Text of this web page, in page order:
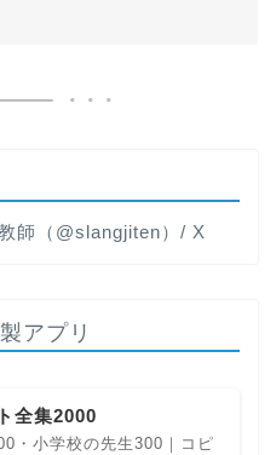
師（@slangjiten）/ X
アプリ
全集2000
・小学校の先生300｜コピ